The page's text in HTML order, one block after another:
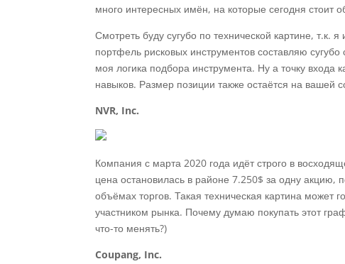
много интересных имён, на которые сегодня стоит
Смотреть буду сугубо по технической картине,
портфель рисковых инструментов составляю
моя логика подбора инструмента. Ну а точку входа
навыков. Размер позиции также остаётся на вашей
NVR, Inc.
Компания с марта 2020 года идёт строго в
цена остановилась в районе 7.250$ за одну
объёмах торгов. Такая техническая картина может
участником рынка. Почему думаю покупать этот
что-то менять?)
Coupang, Inc.